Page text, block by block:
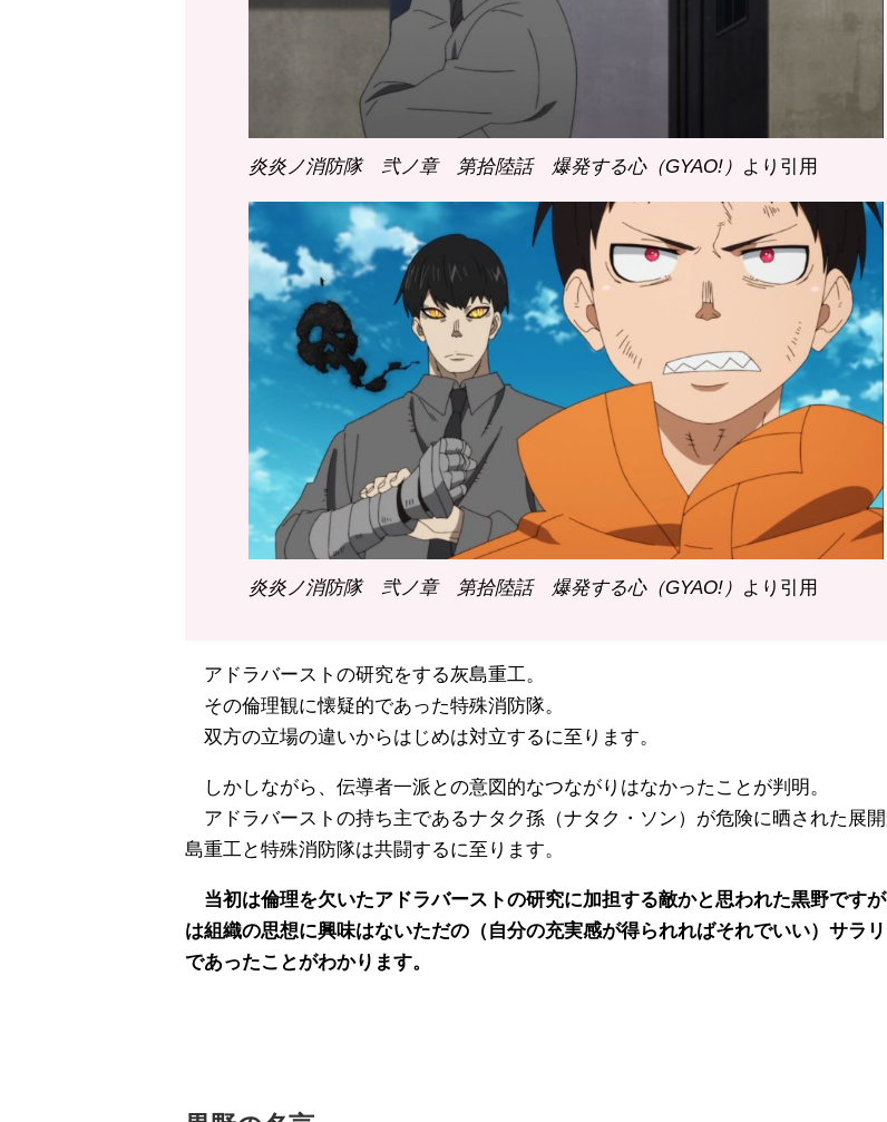
炎炎ノ消防隊 弐ノ章 第拾陸話 爆発する心（GYAO!） より引用
炎炎ノ消防隊 弐ノ章 第拾陸話 爆発する心（GYAO!） より引用
アドラバーストの研究をする灰島重工。
その倫理観に懐疑的であった特殊消防隊。
双方の立場の違いからはじめは対立するに至ります。
しかしながら、伝導者一派との意図的なつながりはなかったことが判明。
アドラバーストの持ち主であるナタク孫（ナタク・ソン）が危険に晒された展
島重工と特殊消防隊は共闘するに至ります。
当初は倫理を欠いたアドラバーストの研究に加担する敵かと思われた黒野です
は組織の思想に興味はないただの（自分の充実感が得られればそれでいい）サラ
であったことがわかります。